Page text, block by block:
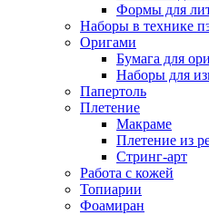
Формы для
Наборы в технике
Оригами
Бумага для
Наборы для
Папертоль
Плетение
Макраме
Плетение из
Стринг-арт
Работа с кожей
Топиарии
Фоамиран